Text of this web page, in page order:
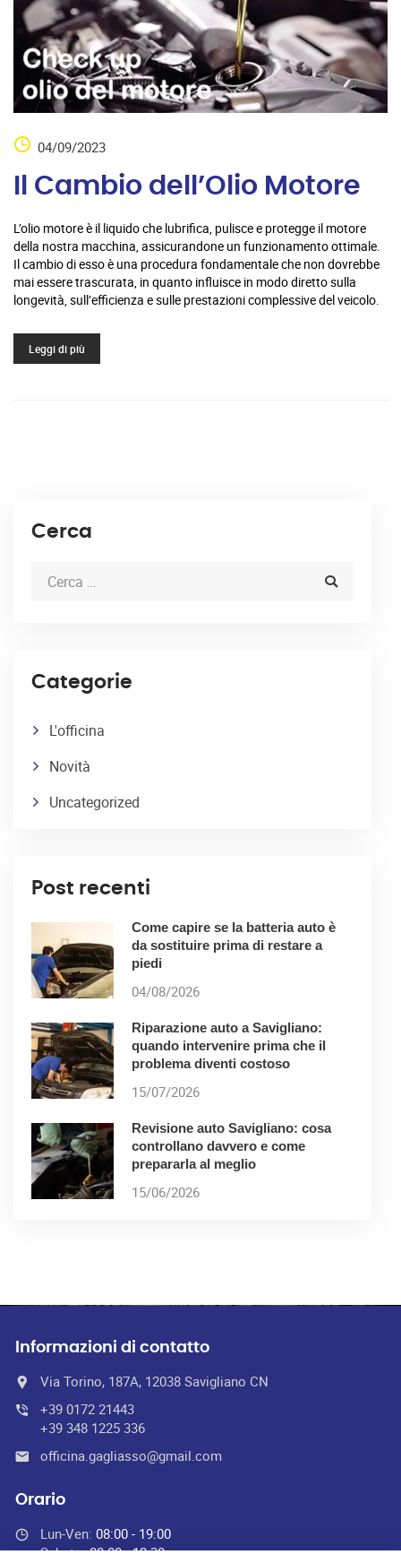
04/09/2023
Il Cambio dell’Olio Motore
L’olio motore è il liquido che lubrifica, pulisce e protegge il motore
della nostra macchina, assicurandone un funzionamento ottimale.
Il cambio di esso è una procedura fondamentale che non dovrebbe
mai essere trascurata, in quanto influisce in modo diretto sulla
longevità, sull’efficienza e sulle prestazioni complessive del veicolo.
Leggi di più
Cerca
Categorie
L'officina
Novità
Uncategorized
Post recenti
Come capire se la batteria auto è
da sostituire prima di restare a
piedi
04/08/2026
Riparazione auto a Savigliano:
quando intervenire prima che il
problema diventi costoso
15/07/2026
Revisione auto Savigliano: cosa
controllano davvero e come
prepararla al meglio
15/06/2026
Informazioni di contatto
Via Torino, 187A, 12038 Savigliano CN
+39 0172 21443
+39 348 1225 336
officina.gagliasso@gmail.com
Orario
Lun-Ven: 08:00 - 19:00
Sabato:08:00 - 12:30